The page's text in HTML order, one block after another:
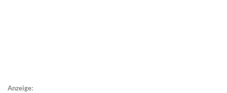
Anzeige: